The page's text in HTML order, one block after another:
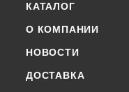
КАТАЛОГ
О КОМПАНИИ
НОВОСТИ
ДОСТАВКА